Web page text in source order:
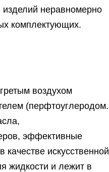
неравномерно
комплектующих.
воздухом
(перфтоуглеродом.
эффективные
искусственной
жидкости и лежит в